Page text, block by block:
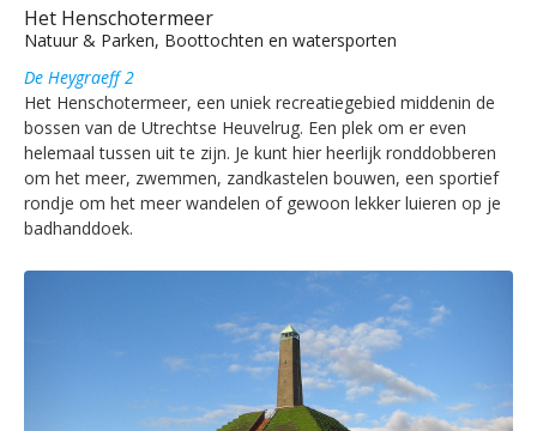
Het Henschotermeer
Natuur & Parken, Boottochten en watersporten
De Heygraeff 2
Het Henschotermeer, een uniek recreatiegebied middenin de
bossen van de Utrechtse Heuvelrug. Een plek om er even
helemaal tussen uit te zijn. Je kunt hier heerlijk ronddobberen
om het meer, zwemmen, zandkastelen bouwen, een sportief
rondje om het meer wandelen of gewoon lekker luieren op je
badhanddoek.